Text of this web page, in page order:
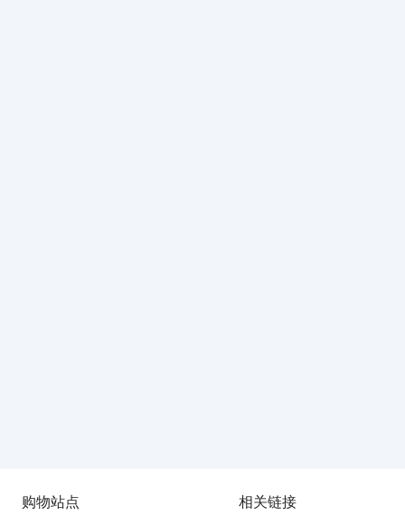
购物站点 相关链接